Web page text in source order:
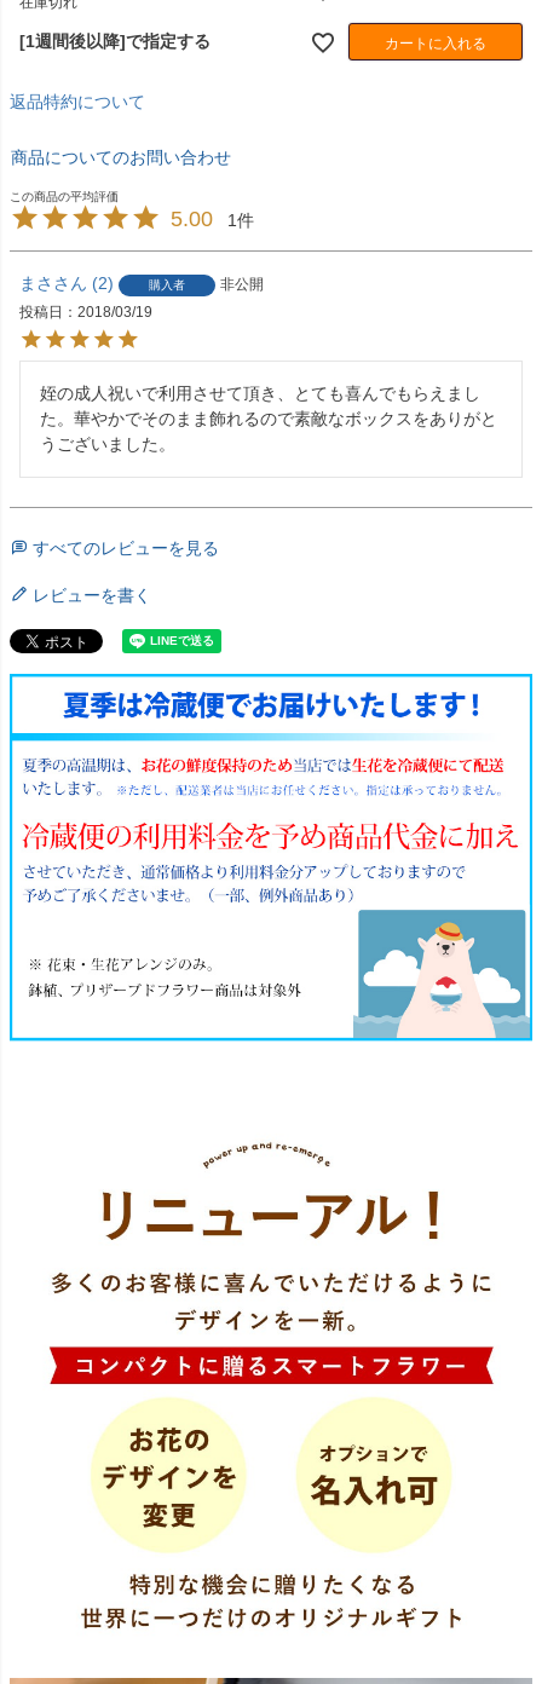
[1週間後以降]で指定する カートに入れる
返品特約について
商品についてのお問い合わせ
5.00 1
まさ 2 購入者
非公開
投稿日
2018/03/19
姪の成人祝いで利用させて頂き、とても喜んでもらえまし
た。華やかでそのまま飾れるので素敵なボックスをありがと
うございました。
すべてのレビューを見る
レビューを書く